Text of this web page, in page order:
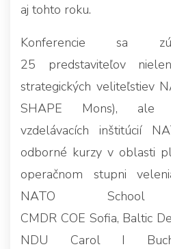
aj tohto roku.
Konferencie sa
25 predstaviteľov
strategických veliteľstiev
SHAPE Mons), ale
vzdelávacích inštitúcií
odborné kurzy v oblasti
operačnom stupni
NATO School
CMDR COE Sofia, Baltic
NDU Carol I